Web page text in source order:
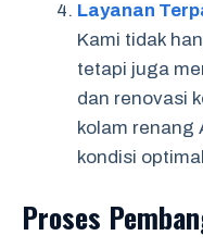
Layanan
Kami tidak
tetapi juga
dan renovasi
kolam renang
kondisi
Proses